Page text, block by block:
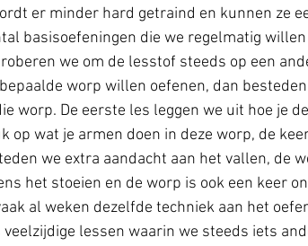
er minder hard getraind en kunnen ze
basisoefeningen die we regelmatig
we om de lesstof steeds op een
worp willen oefenen, dan
worp. De eerste les leggen we uit hoe je
op wat je armen doen in deze worp, de
we extra aandacht aan het vallen, de
het stoeien en de worp is ook een keer
al weken dezelfde techniek aan het
lessen waarin we steeds iets